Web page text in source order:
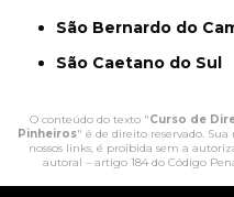
São Bernardo do
São Caetano do Sul
O conteúdo do texto "Curso de
Pinheiros" é de direito reservado.
nossos links, é proibida sem a
autoral – artigo 184 do Código